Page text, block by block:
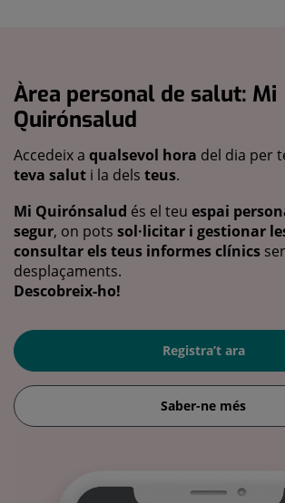
Àrea personal de salut: Mi
Quirónsalud
Accedeix a qualsevol hora del dia per
teva salut i la dels teus.
Mi Quirónsalud és el teu espai
segur, on pots sol·licitar i gestionar
consultar els teus informes clínics
desplaçaments.
Descobreix-ho!
Registra’t ara
Saber-ne més